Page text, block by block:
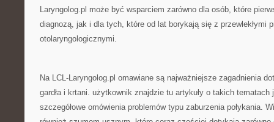
Laryngolog.pl może być wsparciem zarówno dla osób, które
diagnozą, jak i dla tych, które od lat borykają się z przewlekłymi
otolaryngologicznymi.
Na LCL-Laryngolog.pl omawiane są najważniejsze zagadnienia
gardła i krtani. użytkownik znajdzie tu artykuły o takich
szczegółowe omówienia problemów typu zaburzenia połykania.